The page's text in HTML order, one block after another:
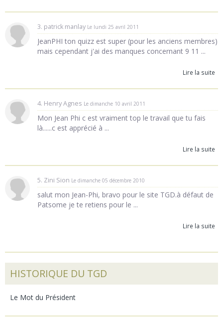
3. patrick manlay Le lundi 25 avril 2011
JeanPHI ton quizz est super (pour les anciens membres)
mais cependant j'ai des manques concernant 9 11 ...
Lire la suite
4. Henry Agnes Le dimanche 10 avril 2011
Mon Jean Phi c est vraiment top le travail que tu fais
là......c est apprécié à ...
Lire la suite
5. Zini Sion Le dimanche 05 décembre 2010
salut mon Jean-Phi, bravo pour le site TGD.à défaut de
Patsome je te retiens pour le ...
Lire la suite
HISTORIQUE DU TGD
Le Mot du Président